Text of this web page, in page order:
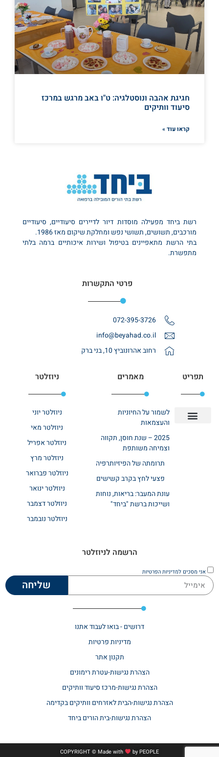
חגיגת אהבה ונוסטלגיה: ט"ו באב מרגש במרכז
סיעוד וותיקים
קראו עוד »
רשת ביחד מפעילה מוסדות דיור לדיירים סיעודיים, סיעודיים
מורכבים, תשושים, תשושי נפש ומחלקת שיקום מאז 1986.
בתי הרשת מתאפיינים בטיפול ושירות איכותיים ברמה בלתי
מתפשרת.
פרטי התקשרות
072-395-3726
info@beyahad.co.il
רחוב אהרונוביץ 10, בני ברק
תפריט מאמרים
לשמור על החיוניות
והעצמאות
2025 – שנת חוסן, תקווה
וצמיחה משותפת
תרומתה של הפיזיותרפיה
פצעי לחץ בקרב קשישים
עונת המעבר: בריאות, נוחות
ושייכות ברשת "ביחד"
ניוזלטר
ניוזלטר יוני
ניוזלטר מאי
ניוזלטר אפריל
ניוזלטר מרץ
ניוזלטר פברואר
ניוזלטר ינואר
ניוזלטר דצמבר
ניוזלטר נובמבר
הרשמה לניוזלטר
אני מסכים למדיניות הפרטיות
שליחה
דרושים - בואו לעבוד אתנו
מדיניות פרטיות
תקנון אתר​
הצהרת נגישות-עטרת רימונים
הצהרת נגישות-מרכז סיעוד וותיקים
הצהרת נגישות-הבית לאזרחים וותיקים בקדימה
הצהרת נגישות-בית הורים ביחד
COPYRIGHT © Made with by PEOPLE